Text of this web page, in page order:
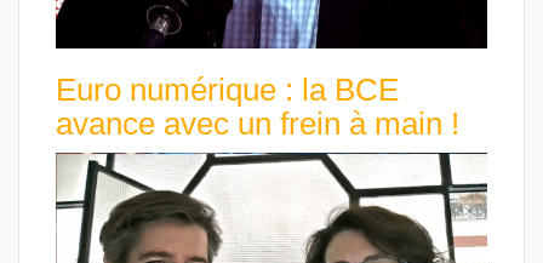
Euro numérique : la BCE
avance avec un frein à main !